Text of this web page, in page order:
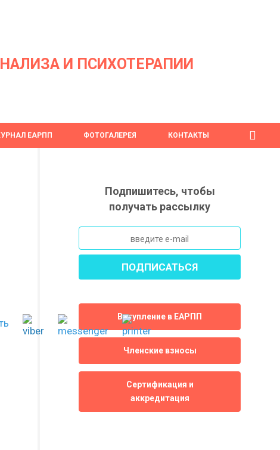
И ПСИХОТЕРАПИИ
ЕАРПП ФОТОГАЛЕРЕЯ КОНТАКТЫ
Подпишитесь, чтобы
получать рассылку
Вступление в ЕАРПП
Членские взносы
Сертификация и
аккредитация